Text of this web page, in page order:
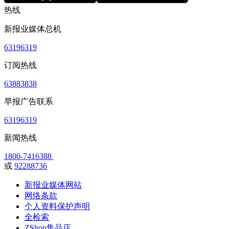
热线
新报业媒体总机
63196319
订阅热线
63883838
早报广告联系
63196319
新闻热线
1800-7416388
或 92288736
新报业媒体网站
网络条款
个人资料保护声明
全检索